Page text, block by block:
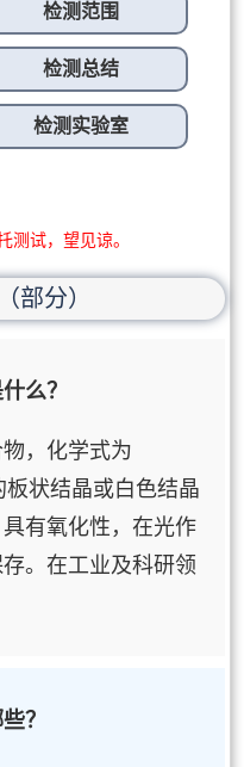
检测范围
检测总结
检测实验室
测试，望见谅。
部分）
么？
，化学式为
状结晶或白色结晶
有氧化性，在光作
。在工业及科研领
？